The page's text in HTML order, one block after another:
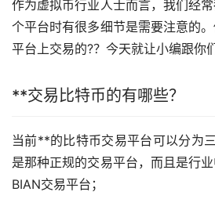
作为虚拟币行业人士而言，我们经常
个平台时有很多细节是需要注意的
平台上交易的?？今天就让小编跟你
**交易比特币的有哪些？
当前**的比特币交易平台可以分为
是那种正规的交易平台，而且是行业
BIAN交易平台；